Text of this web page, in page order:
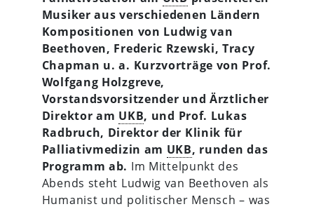
Musiker aus verschiedenen Ländern
Kompositionen von Ludwig van
Beethoven, Frederic Rzewski, Tracy
Chapman u. a. Kurzvorträge von Prof.
Wolfgang Holzgreve,
Vorstandsvorsitzender und Ärztlicher
Direktor am UKB, und Prof. Lukas
Radbruch, Direktor der Klinik für
Palliativmedizin am UKB, runden das
Programm ab. Im Mittelpunkt des
Abends steht Ludwig van Beethoven als
Humanist und politischer Mensch – was